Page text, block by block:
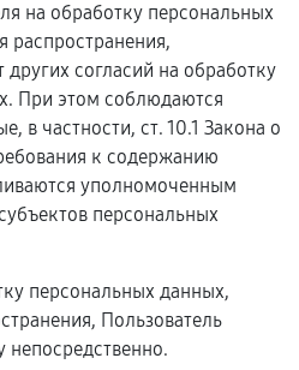
на обработку персональных
распространения,
согласий на обработку
При этом соблюдаются
в частности, ст. 10.1 Закона о
к содержанию
уполномоченным
персональных
персональных данных,
Пользователь
непосредственно.